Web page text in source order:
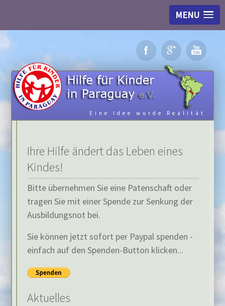
MENU
Eine Idee wurde Realität
Ihre Hilfe ändert das Leben eines
Kindes!
Bitte übernehmen Sie eine Patenschaft oder
tragen Sie mit einer Spende zur Senkung der
Ausbildungsnot bei.
Sie können jetzt sofort per Paypal spenden -
einfach auf den Spenden-Button klicken...
Aktuelles